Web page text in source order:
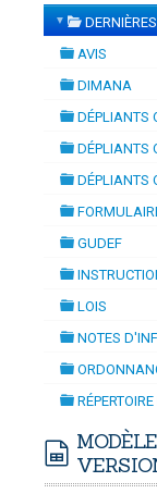
-mardi, 14
▼
folder
AVIS
DIMANA
DÉPLIANTS
DÉPLIANTS
DÉPLIANTS
GUDEF
LOIS
NOTES